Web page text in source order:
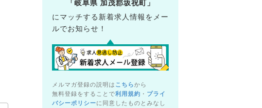
「岐阜県 加茂郡坂祝町」
にマッチする新着求人情報をメー
ルでお知らせ！
メルマガ登録の説明は こちらから
無料登録をすることで利用規約 ・ プライ
バシーポリシーに同意したものとみなし